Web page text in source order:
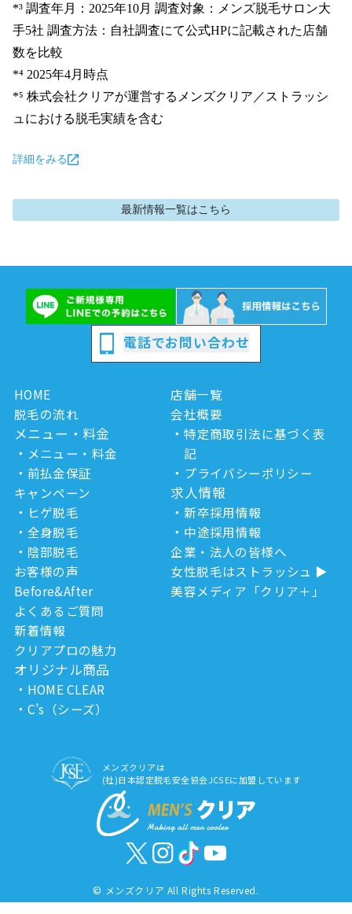
*³ 調査年月：2025年10月 調査対象：メンズ脱毛サロン大
手5社 調査方法：自社調査にて公式HPに記載された店舗
数を比較
*⁴ 2025年4月時点
*⁵ 株式会社クリアが運営するメンズクリア／ストラッシ
ュにおける脱毛実績を含む
詳細をみる
最新情報一覧はこちら
電話でお問い合わせ
HOME
脱毛の流れ
メニュー・料金
メニュー・料金
前払金保証
キャンペーン
ヒゲ脱毛
全身脱毛
陰部脱毛
お客様の声
Before&After
よくあるご質問
新着情報
クリアプロの魅力
オリジナル商品
HOME CLEAR
C’s（シーズ）
店舗一覧
会社概要
特定商取引法に基づく表
記
プライバシーポリシー
求人情報
新卒採用情報
中途採用情報
企業・法人の皆様へ
女性脱毛はストラッシュ
美容メディア「クリア＋」
メンズクリアは
(社)日本認定脱毛安全協会JCSEに加盟しています
© メンズクリア All Rights Reserved.